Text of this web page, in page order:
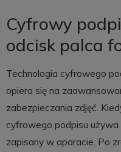
Cyfrowy
odcisk palca
Technologia cyfrowego
opiera się na
zabezpieczania zdjęć.
cyfrowego podpisu
zapisany w aparacie. Po